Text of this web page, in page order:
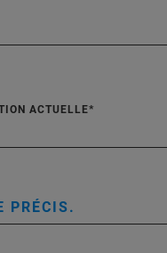
ACTUELLE
PRÉCIS.